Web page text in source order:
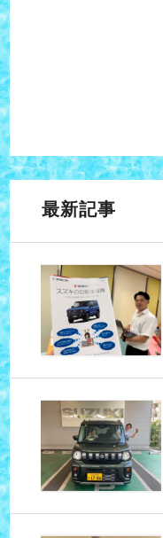
最新記事